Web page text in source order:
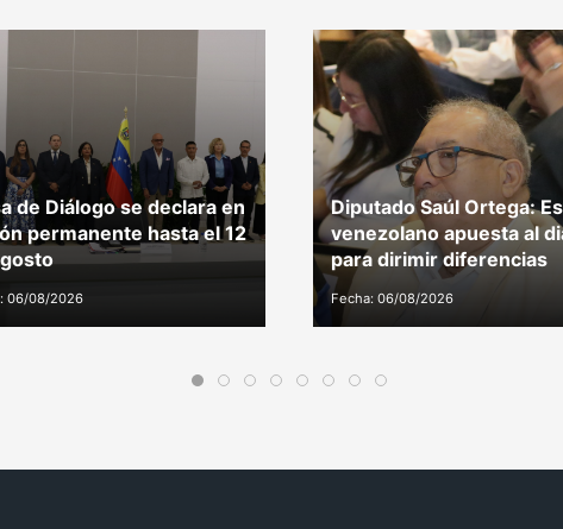
de Diálogo se declara en
permanente hasta el 12
06/08/2026
Diputado Saúl Ortega:
venezolano apuesta al
para dirimir diferencias
Fecha: 06/08/2026